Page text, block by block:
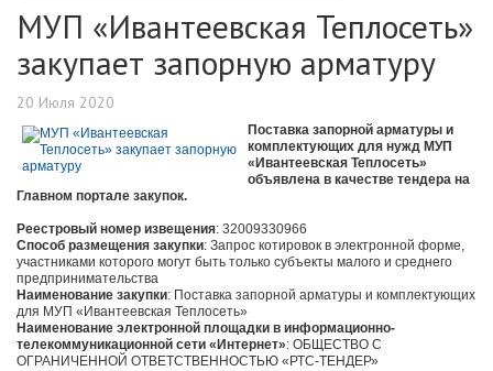
МУП «Ивантеевская Теплосеть»
закупает запорную арматуру
20 Июля 2020
Поставка запорной арматуры и
комплектующих для нужд МУП
«Ивантеевская Теплосеть»
объявлена в качестве тендера на
Главном портале закупок.
Реестровый номер извещения: 32009330966
Способ размещения закупки: Запрос котировок в электронной форме,
участниками которого могут быть только субъекты малого и среднего
предпринимательства
Наименование закупки: Поставка запорной арматуры и комплектующих
для МУП «Ивантеевская Теплосеть»
Наименование электронной площадки в информационно-
телекоммуникационной сети «Интернет»: ОБЩЕСТВО С
ОГРАНИЧЕННОЙ ОТВЕТСТВЕННОСТЬЮ «РТС-ТЕНДЕР»